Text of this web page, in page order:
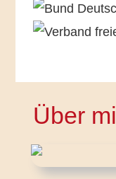
Über